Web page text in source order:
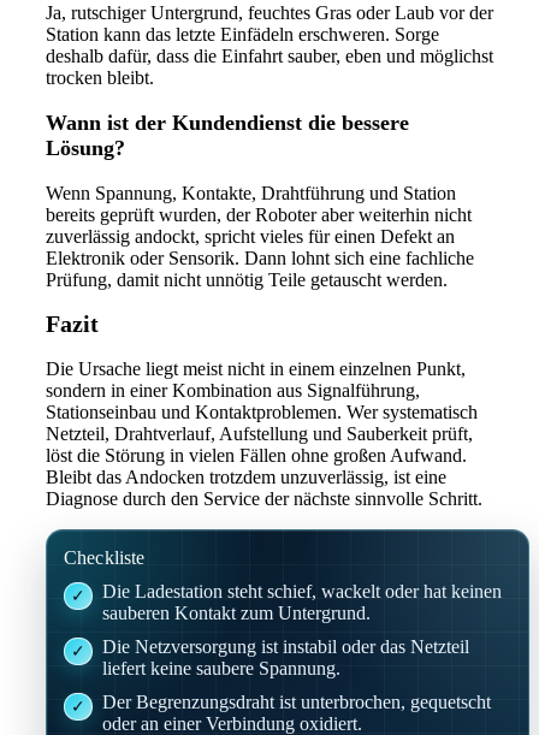
Ja, rutschiger Untergrund, feuchtes Gras oder Laub vor der
Station kann das letzte Einfädeln erschweren. Sorge
deshalb dafür, dass die Einfahrt sauber, eben und möglichst
trocken bleibt.
Wann ist der Kundendienst die bessere
Lösung?
Wenn Spannung, Kontakte, Drahtführung und Station
bereits geprüft wurden, der Roboter aber weiterhin nicht
zuverlässig andockt, spricht vieles für einen Defekt an
Elektronik oder Sensorik. Dann lohnt sich eine fachliche
Prüfung, damit nicht unnötig Teile getauscht werden.
Fazit
Die Ursache liegt meist nicht in einem einzelnen Punkt,
sondern in einer Kombination aus Signalführung,
Stationseinbau und Kontaktproblemen. Wer systematisch
Netzteil, Drahtverlauf, Aufstellung und Sauberkeit prüft,
löst die Störung in vielen Fällen ohne großen Aufwand.
Bleibt das Andocken trotzdem unzuverlässig, ist eine
Diagnose durch den Service der nächste sinnvolle Schritt.
Checkliste
Die Ladestation steht schief, wackelt oder hat keinen
sauberen Kontakt zum Untergrund.
Die Netzversorgung ist instabil oder das Netzteil
liefert keine saubere Spannung.
Der Begrenzungsdraht ist unterbrochen, gequetscht
oder an einer Verbindung oxidiert.